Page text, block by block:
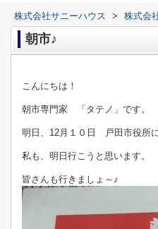
株式会社サニーハウス > 株式会
朝市♪
こんにちは！
朝市専門家 「タテノ」です。
明日、12月１０日 戸田市役所
私も、明日行こうと思います。
皆さんも行きましょ～♪